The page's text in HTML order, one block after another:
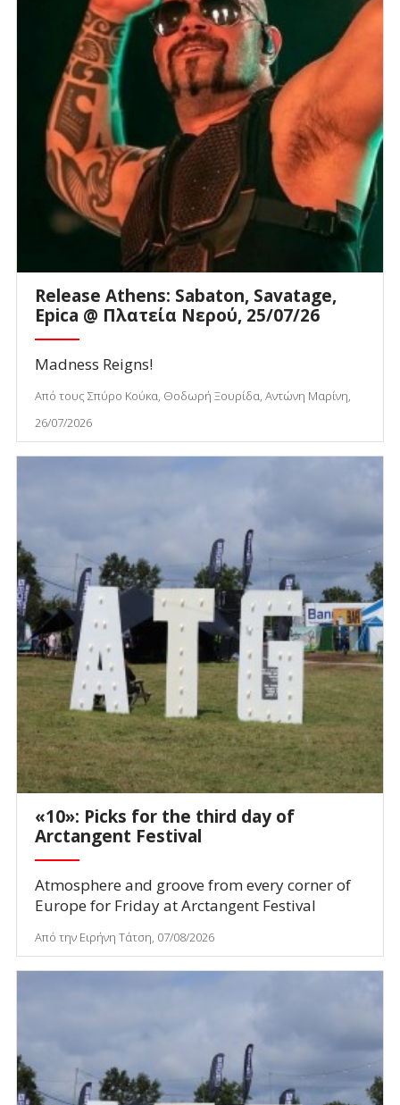
Release Athens: Sabaton, Savatage,
Epica @ Πλατεία Νερού, 25/07/26
Madness Reigns!
Από τους Σπύρο Κούκα, Θοδωρή Ξουρίδα, Αντώνη Μαρίνη,
26/07/2026
«10»: Picks for the third day of
Arctangent Festival
Atmosphere and groove from every corner of
Europe for Friday at Arctangent Festival
Από την Ειρήνη Τάτση, 07/08/2026